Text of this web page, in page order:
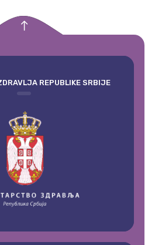
REPUBLIKE SRBIJE